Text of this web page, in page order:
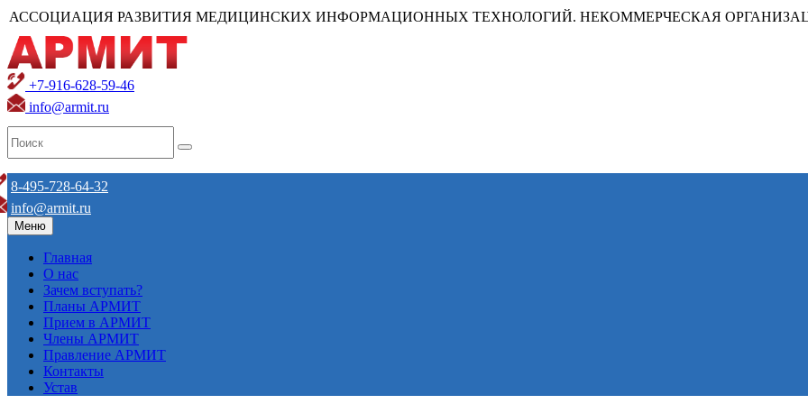
АССОЦИАЦИЯ РАЗВИТИЯ МЕДИЦИНСКИХ ИНФОРМАЦИОННЫХ ТЕХНОЛОГИЙ. НЕКОММЕРЧЕСКАЯ
+7-916-628-59-46
info@armit.ru
8-495-728-64-32
info@armit.ru
Меню
Главная
О нас
Зачем вступать?
Планы АРМИТ
Прием в АРМИТ
Члены АРМИТ
Правление АРМИТ
Контакты
Устав